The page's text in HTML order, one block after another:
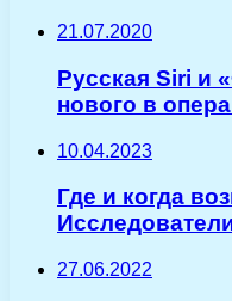
21.07.2020
Русская Siri и
нового в
10.04.2023
Где и когда
27.06.2022